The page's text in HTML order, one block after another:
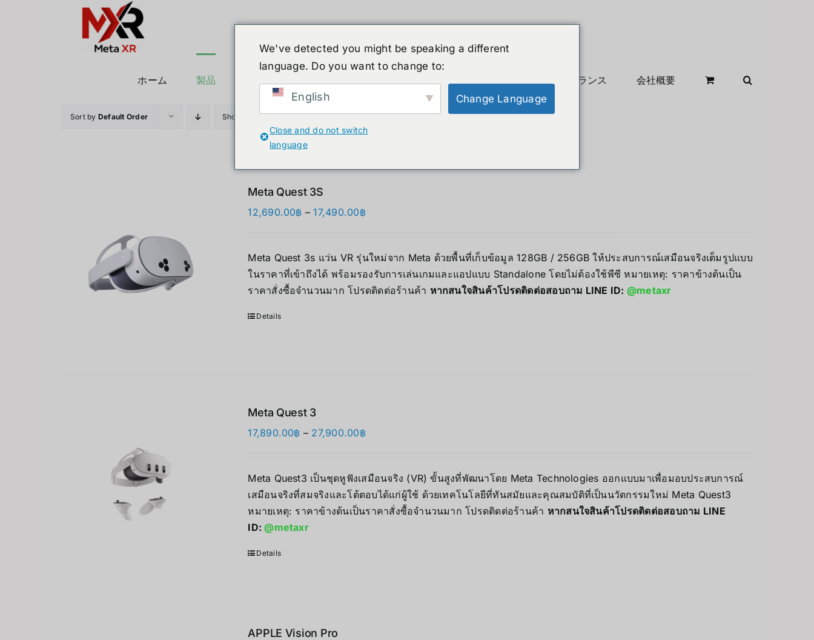
ホーム 製品 クリアランス 会社概要
Sort by Default Order Show 36 Products
Meta Quest 3S
12,690.00฿ –17,490.00฿価
12,690.00฿
–
17,490.00฿
Meta Quest 3s แว่น VR รุ่นใหม่จาก Meta ด้วยพื้นที่เก็บข้อมูล 128GB / 256GB ให้ประสบการณ์เสมือนจริงเต็มรูปแบบ
ในราคาที่เข้าถึงได้ พร้อมรองรับการเล่นเกมและแอปแบบ Standalone โดยไม่ต้องใช้พีซี หมายเหตุ: ราคาข้างต้นเป็น
ราคาสั่งซื้อจำนวนมาก โปรดติดต่อร้านค้า หากสนใจสินค้าโปรดติดต่อสอบถาม LINE ID: @metaxr
Details
Meta Quest 3
17,890.00฿ – 27,900.00฿価
17,890.00฿
–
27,900.00฿
Meta Quest3 เป็นชุดหูฟังเสมือนจริง (VR) ขั้นสูงที่พัฒนาโดย Meta Technologies ออกแบบมาเพื่อมอบประสบการณ์
เสมือนจริงที่สมจริงและโต้ตอบได้แก่ผู้ใช้ ด้วยเทคโนโลยีที่ทันสมัยและคุณสมบัติที่เป็นนวัตกรรมใหม่ Meta Quest3
หมายเหตุ: ราคาข้างต้นเป็นราคาสั่งซื้อจำนวนมาก โปรดติดต่อร้านค้า หากสนใจสินค้าโปรดติดต่อสอบถาม LINE
ID:@metaxr
Details
APPLE Vision Pro
We've detected you might be speaking a different
language. Do you want to change to:
English Change Language
Close and do not switch
language